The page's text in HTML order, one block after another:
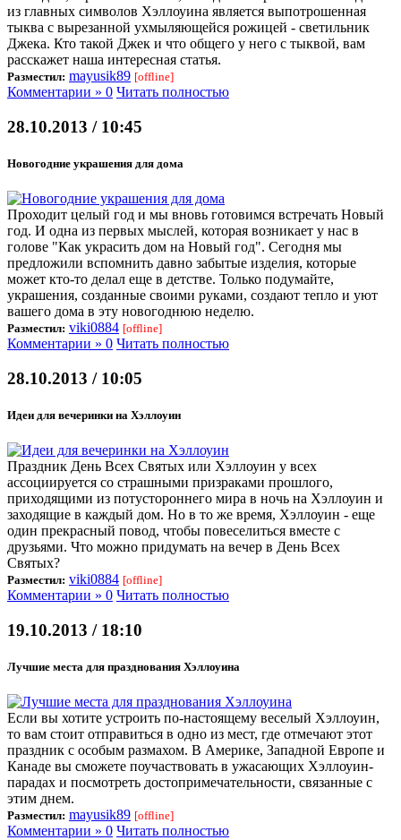
из главных символов Хэллоуина является выпотрошенная
тыква с вырезанной ухмыляющейся рожицей - светильник
Джека. Кто такой Джек и что общего у него с тыквой, вам
расскажет наша интересная статья.
Разместил: mayusik89 [offline]
Комментарии » 0 Читать полностью
28.10.2013 / 10:45
Новогодние украшения для дома
Проходит целый год и мы вновь готовимся встречать Новый
год. И одна из первых мыслей, которая возникает у нас в
голове "Как украсить дом на Новый год". Сегодня мы
предложили вспомнить давно забытые изделия, которые
может кто-то делал еще в детстве. Только подумайте,
украшения, созданные своими руками, создают тепло и уют
вашего дома в эту новогоднюю неделю.
Разместил: viki0884 [offline]
Комментарии » 0 Читать полностью
28.10.2013 / 10:05
Идеи для вечеринки на Хэллоуин
Праздник День Всех Святых или Хэллоуин у всех
ассоциируется со страшными призраками прошлого,
приходящими из потустороннего мира в ночь на Хэллоуин и
заходящие в каждый дом. Но в то же время, Хэллоуин - еще
один прекрасный повод, чтобы повеселиться вместе с
друзьями. Что можно придумать на вечер в День Всех
Святых?
Разместил: viki0884 [offline]
Комментарии » 0 Читать полностью
19.10.2013 / 18:10
Лучшие места для празднования Хэллоуина
Если вы хотите устроить по-настоящему веселый Хэллоуин,
то вам стоит отправиться в одно из мест, где отмечают этот
праздник с особым размахом. В Америке, Западной Европе и
Канаде вы сможете поучаствовать в ужасающих Хэллоуин-
парадах и посмотреть достопримечательности, связанные с
этим днем.
Разместил: mayusik89 [offline]
Комментарии » 0 Читать полностью